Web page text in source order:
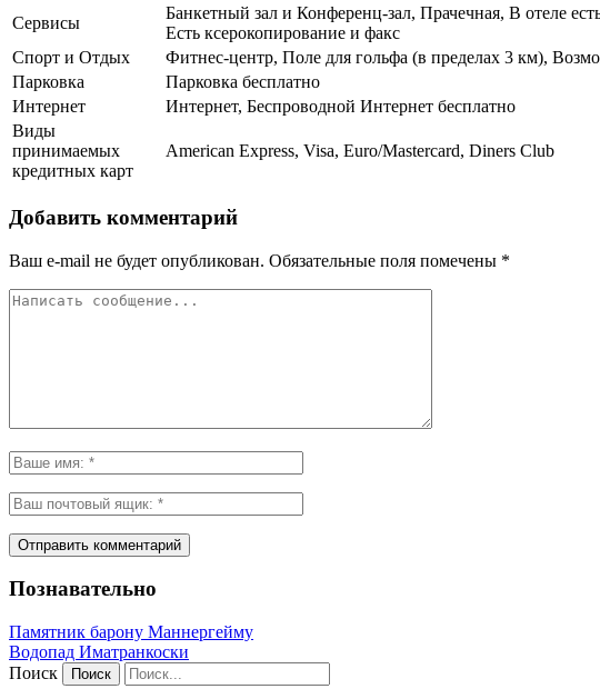
Сервисы
Банкетный зал и Конференц-зал, Прачечная, В отеле
Есть ксерокопирование и факс
Спорт и Отдых
Фитнес-центр, Поле для гольфа (в пределах 3 км),
Парковка
Парковка бесплатно
Интернет
Интернет, Беспроводной Интернет бесплатно
Виды
принимаемых
кредитных карт
American Express, Visa, Euro/Mastercard, Diners Club
Добавить комментарий
Ваш e-mail не будет опубликован. Обязательные поля помечены *
Познавательно
Памятник барону Маннергейму
Водопад Иматранкоски
Поиск